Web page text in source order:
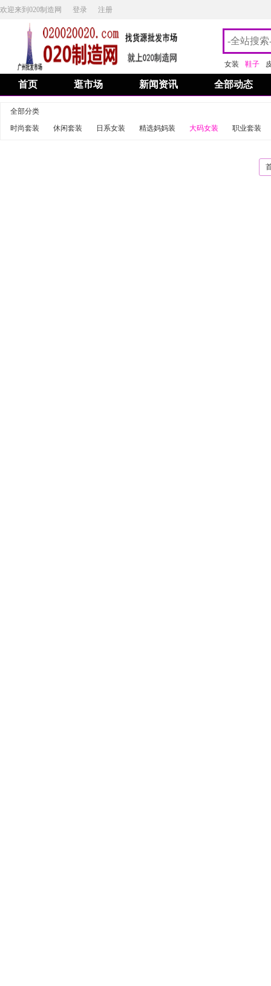
欢迎来到020制造网 登录 注册
女装 鞋子
首页 逛市场 新闻资讯 全部动态
全部分类
时尚套装
休闲套装 日系女装 精选妈妈装 大码女装 职业套装